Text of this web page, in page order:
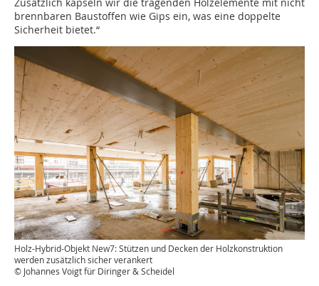
brennbaren Baustoffen wie Gips ein, was eine doppelte
Sicherheit bietet.“
Holz-Hybrid-Objekt New7: Stützen und Decken der Holzkonstruktion
werden zusätzlich sicher verankert
© Johannes Voigt für Diringer & Scheidel